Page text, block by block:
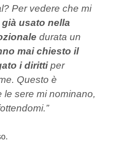
Per vedere che mi
usato nella
durata un
mai chiesto il
i dirittiper
Questo è
le sere mi nominano,